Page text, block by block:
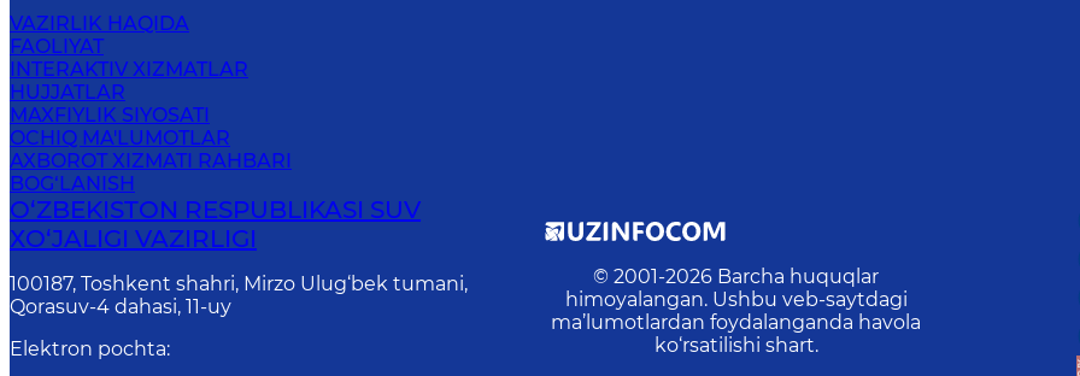
VAZIRLIK HAQIDA
FAOLIYAT
INTERAKTIV XIZMATLAR
HUJJATLAR
MAXFIYLIK SIYOSATI
OCHIQ MA'LUMOTLAR
AXBOROT XIZMATI RAHBARI
BOG‘LANISH
O‘ZBEKISTON RESPUBLIKASI SUV
ХO‘JALIGI VAZIRLIGI
100187, Toshkent shahri, Mirzo Ulug‘bek tumani,
Qorasuv-4 dahasi, 11-uy
Elektron pochta:
© 2001-2026 Barcha huquqlar
himoyalangan. Ushbu veb-saytdagi
ma’lumotlardan foydalanganda havola
ko‘rsatilishi shart.